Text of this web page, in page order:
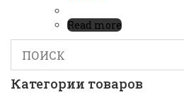
Read more
Категории товаров